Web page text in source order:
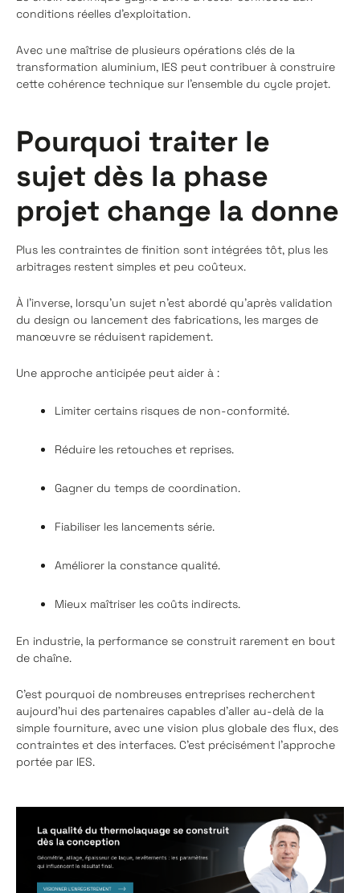
conditions réelles d’exploitation.
Avec une maîtrise de plusieurs opérations clés de la
transformation aluminium, IES peut contribuer à construire
cette cohérence technique sur l’ensemble du cycle projet.
Pourquoi traiter le
sujet dès la phase
projet change la donne
Plus les contraintes de finition sont intégrées tôt, plus les
arbitrages restent simples et peu coûteux.
À l’inverse, lorsqu’un sujet n’est abordé qu’après validation
du design ou lancement des fabrications, les marges de
manœuvre se réduisent rapidement.
Une approche anticipée peut aider à :
Limiter certains risques de non-conformité.
Réduire les retouches et reprises.
Gagner du temps de coordination.
Fiabiliser les lancements série.
Améliorer la constance qualité.
Mieux maîtriser les coûts indirects.
En industrie, la performance se construit rarement en bout
de chaîne.
C’est pourquoi de nombreuses entreprises recherchent
aujourd’hui des partenaires capables d’aller au-delà de la
simple fourniture, avec une vision plus globale des flux, des
contraintes et des interfaces. C’est précisément l’approche
portée par IES.